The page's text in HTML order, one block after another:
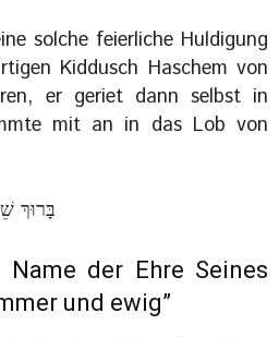
solche feierliche Huldigung
Kiddusch Haschem von
er geriet dann selbst in
mit an in das Lob von
בָּרוּךְ
Name der Ehre Seines
und ewig”